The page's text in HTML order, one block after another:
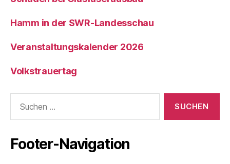
Hamm in der SWR-Landesschau
Veranstaltungskalender 2026
Volkstrauertag
nach:
Footer-Navigation